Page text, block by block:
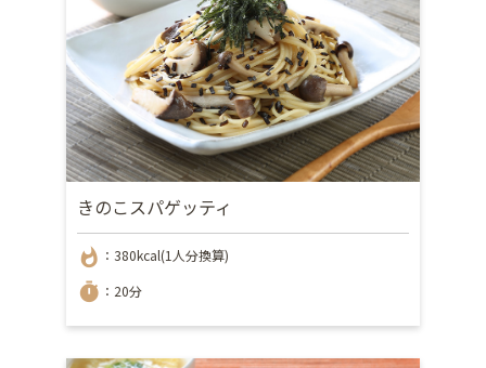
きのこスパゲッティ
whatshot ：380kcal(1人分換算)
timer ：20分